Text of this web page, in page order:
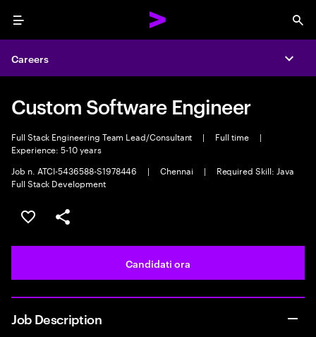
Menu
Careers
Custom Software Engineer
Full Stack Engineering Team Lead/Consultant | Full time
|
Experience: 5-10 years
Job n. ATCI-5436588-S1978446
| Chennai |
Required Skill: Java
Full Stack Development
Salva l'annuncio
Condividi l'annuncio
Candidati ora
Job Description